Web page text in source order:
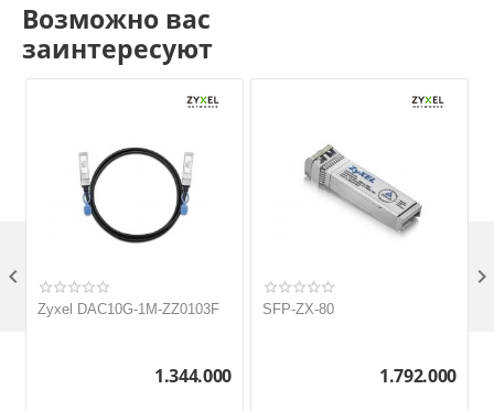
Возможно вас
заинтересуют
Zyxel DAC10G-1M-ZZ0103F
1.344.000
SFP-ZX-80
1.792.000
 